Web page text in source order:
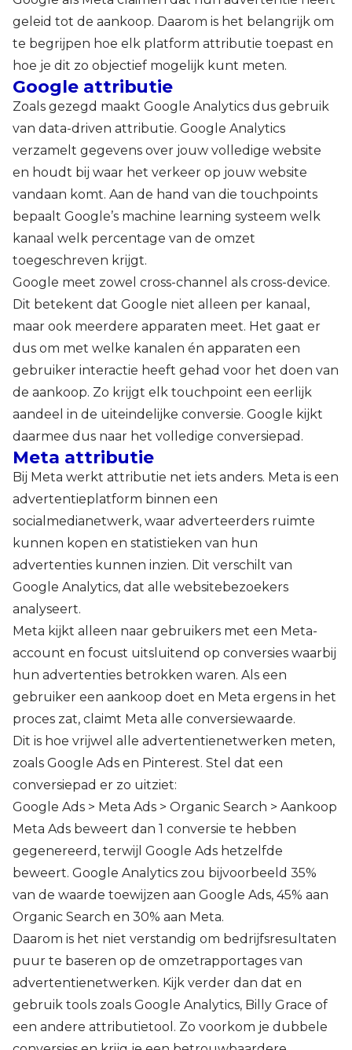
geleid tot de aankoop. Daarom is het belangrijk om
te begrijpen hoe elk platform attributie toepast en
hoe je dit zo objectief mogelijk kunt meten.
Google attributie
Zoals gezegd maakt Google Analytics dus gebruik
van data-driven attributie. Google Analytics
verzamelt gegevens over jouw volledige website
en houdt bij waar het verkeer op jouw website
vandaan komt. Aan de hand van die touchpoints
bepaalt Google’s machine learning systeem welk
kanaal welk percentage van de omzet
toegeschreven krijgt.
Google meet zowel cross-channel als cross-device.
Dit betekent dat Google niet alleen per kanaal,
maar ook meerdere apparaten meet. Het gaat er
dus om met welke kanalen én apparaten een
gebruiker interactie heeft gehad voor het doen van
de aankoop. Zo krijgt elk touchpoint een eerlijk
aandeel in de uiteindelijke conversie. Google kijkt
daarmee dus naar het volledige conversiepad.
Meta attributie
Bij Meta werkt attributie net iets anders. Meta is een
advertentieplatform binnen een
socialmedianetwerk, waar adverteerders ruimte
kunnen kopen en statistieken van hun
advertenties kunnen inzien. Dit verschilt van
Google Analytics, dat alle websitebezoekers
analyseert.
Meta kijkt alleen naar gebruikers met een Meta-
account en focust uitsluitend op conversies waarbij
hun advertenties betrokken waren. Als een
gebruiker een aankoop doet en Meta ergens in het
proces zat, claimt Meta alle conversiewaarde.
Dit is hoe vrijwel alle advertentienetwerken meten,
zoals Google Ads en Pinterest. Stel dat een
conversiepad er zo uitziet:
Google Ads > Meta Ads > Organic Search > Aankoop
Meta Ads beweert dan 1 conversie te hebben
gegenereerd, terwijl Google Ads hetzelfde
beweert. Google Analytics zou bijvoorbeeld 35%
van de waarde toewijzen aan Google Ads, 45% aan
Organic Search en 30% aan Meta.
Daarom is het niet verstandig om bedrijfsresultaten
puur te baseren op de omzetrapportages van
advertentienetwerken. Kijk verder dan dat en
gebruik tools zoals Google Analytics, Billy Grace of
een andere attributietool. Zo voorkom je dubbele